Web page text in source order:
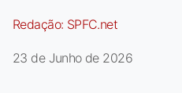
Redação: SPFC.net
23 de Junho de 2026